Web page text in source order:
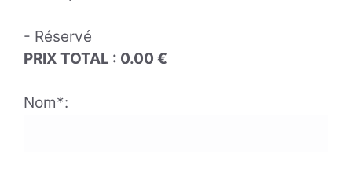
- Réservé
PRIX TOTAL : 0.00 €
Nom*: